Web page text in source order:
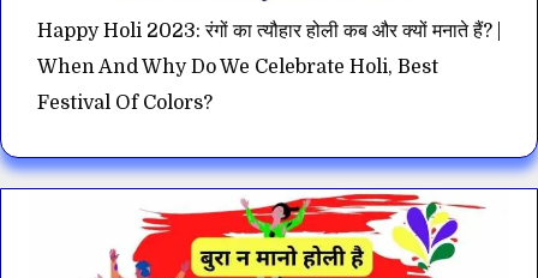
Happy Holi 2023: रंगों का त्यौहार होली कब और क्यों मनाते हैं? |
When And Why Do We Celebrate Holi, Best
Festival Of Colors?